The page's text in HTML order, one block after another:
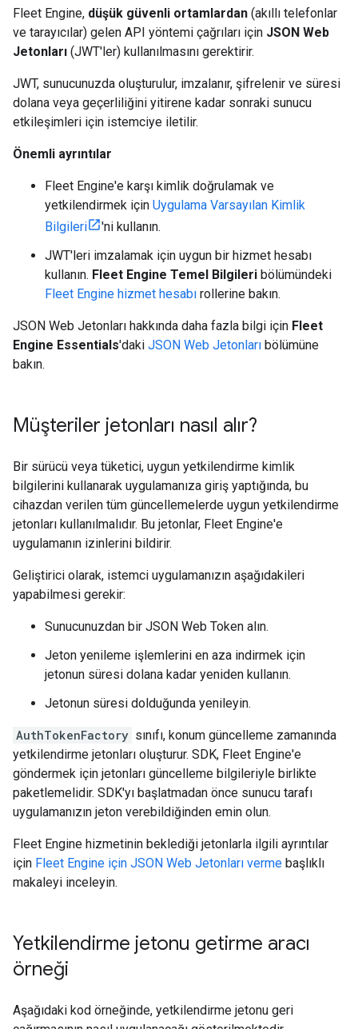
Fleet Engine, düşük güvenli ortamlardan (akıllı telefonlar
ve tarayıcılar) gelen API yöntemi çağrıları için JSON Web
Jetonları (JWT'ler) kullanılmasını gerektirir.
JWT, sunucunuzda oluşturulur, imzalanır, şifrelenir ve süresi
dolana veya geçerliliğini yitirene kadar sonraki sunucu
etkileşimleri için istemciye iletilir.
Önemli ayrıntılar
Fleet Engine'e karşı kimlik doğrulamak ve
yetkilendirmek için Uygulama Varsayılan Kimlik
Bilgileri
'ni kullanın.
JWT'leri imzalamak için uygun bir hizmet hesabı
kullanın. Fleet Engine Temel Bilgileri bölümündeki
Fleet Engine hizmet hesabı rollerine bakın.
JSON Web Jetonları hakkında daha fazla bilgi için Fleet
Engine Essentials'daki JSON Web Jetonları bölümüne
bakın.
Müşteriler jetonları nasıl alır?
Bir sürücü veya tüketici, uygun yetkilendirme kimlik
bilgilerini kullanarak uygulamanıza giriş yaptığında, bu
cihazdan verilen tüm güncellemelerde uygun yetkilendirme
jetonları kullanılmalıdır. Bu jetonlar, Fleet Engine'e
uygulamanın izinlerini bildirir.
Geliştirici olarak, istemci uygulamanızın aşağıdakileri
yapabilmesi gerekir:
Sunucunuzdan bir JSON Web Token alın.
Jeton yenileme işlemlerini en aza indirmek için
jetonun süresi dolana kadar yeniden kullanın.
Jetonun süresi dolduğunda yenileyin.
AuthTokenFactory sınıfı, konum güncelleme zamanında
yetkilendirme jetonları oluşturur. SDK, Fleet Engine'e
göndermek için jetonları güncelleme bilgileriyle birlikte
paketlemelidir. SDK'yı başlatmadan önce sunucu tarafı
uygulamanızın jeton verebildiğinden emin olun.
Fleet Engine hizmetinin beklediği jetonlarla ilgili ayrıntılar
için Fleet Engine için JSON Web Jetonları verme başlıklı
makaleyi inceleyin.
Yetkilendirme jetonu getirme aracı
örneği
Aşağıdaki kod örneğinde, yetkilendirme jetonu geri